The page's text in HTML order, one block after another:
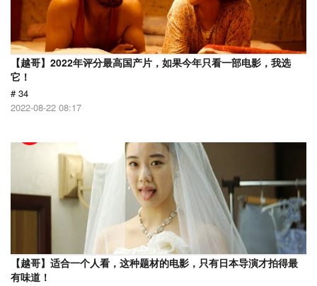
【越哥】2022年评分最高国产片，如果今年只看一部电影，我选
它！
# 34
2022-08-22 08:17
【越哥】适合一个人看，这种题材的电影，只有日本导演才拍得最
有味道！